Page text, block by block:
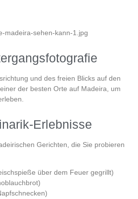
und des freien Blicks auf den
einer der besten Orte auf Madeira, um
Erlebnisse
Gerichten, die Sie probieren
über dem Feuer gegrillt)